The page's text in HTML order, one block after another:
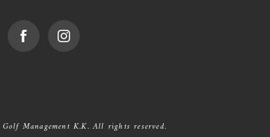
facebook
Management K.K. All rights reserved.